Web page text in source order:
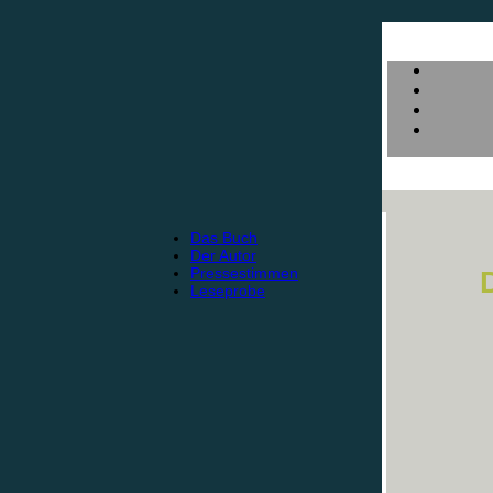
Das Buch
Der Autor
Pressestimmen
Leseprobe